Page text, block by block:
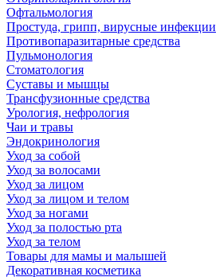
Офтальмология
Простуда, грипп, вирусные инфекции
Противопаразитарные средства
Пульмонология
Стоматология
Суставы и мышцы
Трансфузионные средства
Урология, нефрология
Чаи и травы
Эндокринология
Уход за собой
Уход за волосами
Уход за лицом
Уход за лицом и телом
Уход за ногами
Уход за полостью рта
Уход за телом
Товары для мамы и малышей
Декоративная косметика